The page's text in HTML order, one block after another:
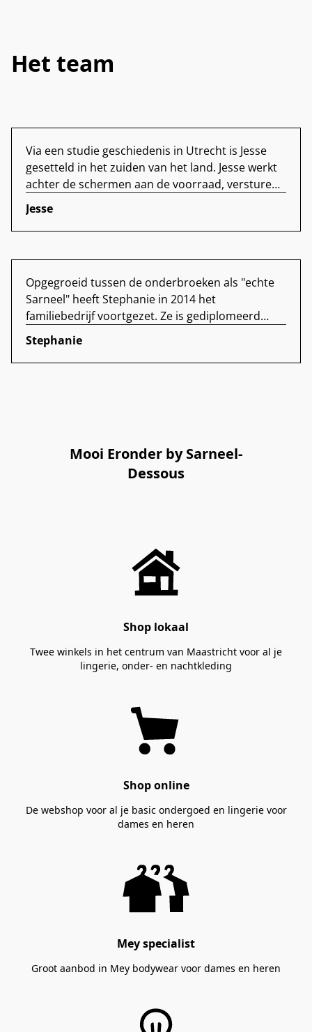
Het team
Via een studie geschiedenis in Utrecht is Jesse
gesetteld in het zuiden van het land. Jesse werkt
achter de schermen aan de voorraad, versturen
van de weborders en de boekhouding. In zijn vrije
tijd is hij dol op boulderen en lego creaties
bouwen met de kinderen.
Jesse
Opgegroeid tussen de onderbroeken als "echte
Sarneel" heeft Stephanie in 2014 het
familiebedrijf voortgezet. Ze is gediplomeerd
lingerie styliste en bra nerd. Ze houdt zich bezig
met de nieuwsbrieven, sociale media en
webshop. In haar vrije tijd zingt ze in een
Stephanie
Mooi Eronder by Sarneel-
Dessous
Shop lokaal
Twee winkels in het centrum van Maastricht voor al je
lingerie, onder- en nachtkleding
Shop online
De webshop voor al je basic ondergoed en lingerie voor
dames en heren
Mey specialist
Groot aanbod in Mey bodywear voor dames en heren